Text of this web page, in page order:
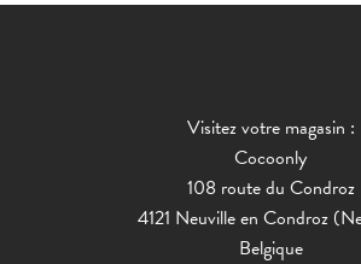
Visitez votre magasin :
Cocoonly
108 route du Condroz
4121 Neuville en Condroz
Belgique